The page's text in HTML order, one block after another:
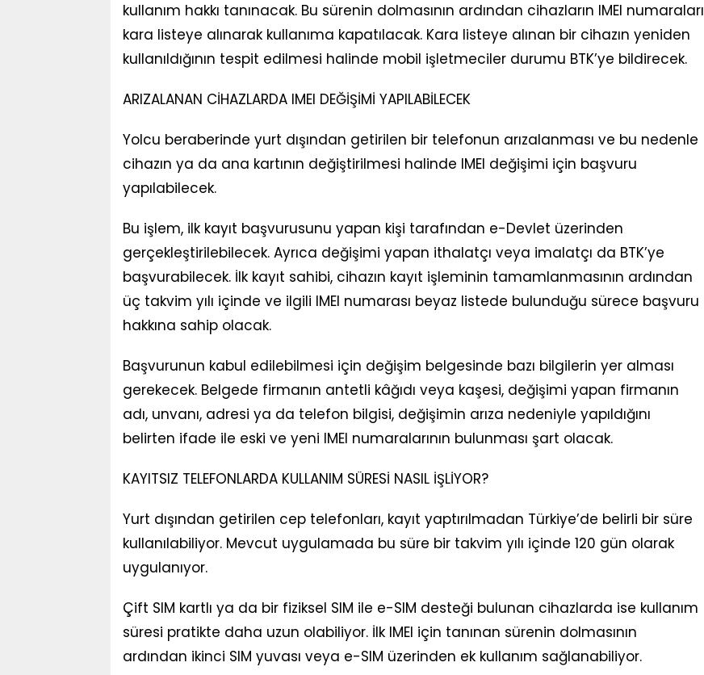
kullanım hakkı tanınacak. Bu sürenin dolmasının ardından cihazların IMEI numaraları
kara listeye alınarak kullanıma kapatılacak. Kara listeye alınan bir cihazın yeniden
kullanıldığının tespit edilmesi halinde mobil işletmeciler durumu BTK’ye bildirecek.
ARIZALANAN CİHAZLARDA IMEI DEĞİŞİMİ YAPILABİLECEK
Yolcu beraberinde yurt dışından getirilen bir telefonun arızalanması ve bu nedenle
cihazın ya da ana kartının değiştirilmesi halinde IMEI değişimi için başvuru
yapılabilecek.
Bu işlem, ilk kayıt başvurusunu yapan kişi tarafından e-Devlet üzerinden
gerçekleştirilebilecek. Ayrıca değişimi yapan ithalatçı veya imalatçı da BTK’ye
başvurabilecek. İlk kayıt sahibi, cihazın kayıt işleminin tamamlanmasının ardından
üç takvim yılı içinde ve ilgili IMEI numarası beyaz listede bulunduğu sürece başvuru
hakkına sahip olacak.
Başvurunun kabul edilebilmesi için değişim belgesinde bazı bilgilerin yer alması
gerekecek. Belgede firmanın antetli kâğıdı veya kaşesi, değişimi yapan firmanın
adı, unvanı, adresi ya da telefon bilgisi, değişimin arıza nedeniyle yapıldığını
belirten ifade ile eski ve yeni IMEI numaralarının bulunması şart olacak.
KAYITSIZ TELEFONLARDA KULLANIM SÜRESİ NASIL İŞLİYOR?
Yurt dışından getirilen cep telefonları, kayıt yaptırılmadan Türkiye’de belirli bir süre
kullanılabiliyor. Mevcut uygulamada bu süre bir takvim yılı içinde 120 gün olarak
uygulanıyor.
Çift SIM kartlı ya da bir fiziksel SIM ile e-SIM desteği bulunan cihazlarda ise kullanım
süresi pratikte daha uzun olabiliyor. İlk IMEI için tanınan sürenin dolmasının
ardından ikinci SIM yuvası veya e-SIM üzerinden ek kullanım sağlanabiliyor.